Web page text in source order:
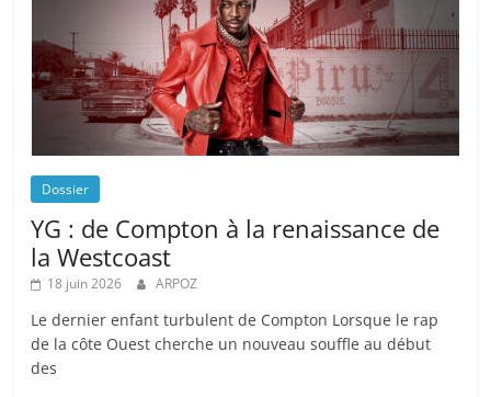
Dossier
YG : de Compton à la renaissance de
la Westcoast
18 juin 2026 ARPOZ
Le dernier enfant turbulent de Compton Lorsque le rap
de la côte Ouest cherche un nouveau souffle au début
des